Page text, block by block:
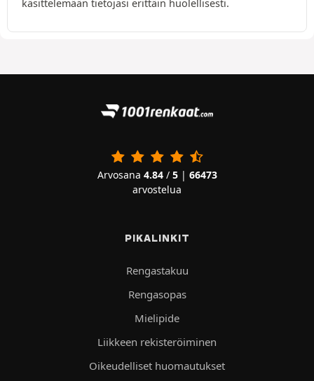
käsittelemään tietojasi erittäin huolellisesti.
Arvosana 4.84/ 5| 66473
arvostelua
PIKALINKIT
Rengastakuu
Rengasopas
Mielipide
Liikkeen rekisteröiminen
Oikeudelliset huomautukset